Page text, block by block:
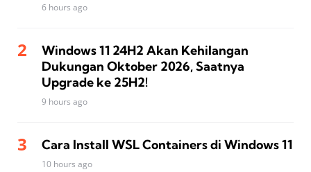
6 hours ago
Windows 11 24H2 Akan Kehilangan
Dukungan Oktober 2026, Saatnya
Upgrade ke 25H2!
9 hours ago
Cara Install WSL Containers di Windows 11
10 hours ago